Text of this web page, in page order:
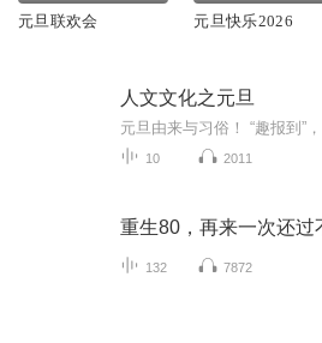
元旦联欢会 元旦快乐2026
人文文化之元旦
10 2011
132 7872